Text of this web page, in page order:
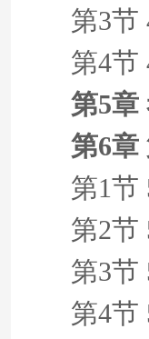
第3节
第4节
第5章
第6章
第1节
第2节
第3节
第4节